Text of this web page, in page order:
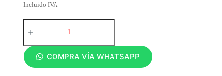
Incluido IVA
COMPRA VÍA WHATSAPP